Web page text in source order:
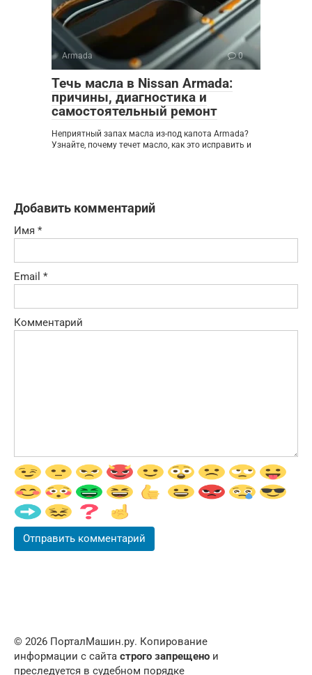
Armada 0
Течь масла в Nissan Armada:
причины, диагностика и
самостоятельный ремонт
Неприятный запах масла из-под капота Armada?
Узнайте, почему течет масло, как это исправить и
Добавить комментарий
Имя *
Email *
Комментарий
© 2026 ПорталМашин.ру. Копирование
информации с сайта строго запрещено и
преследуется в судебном порядке